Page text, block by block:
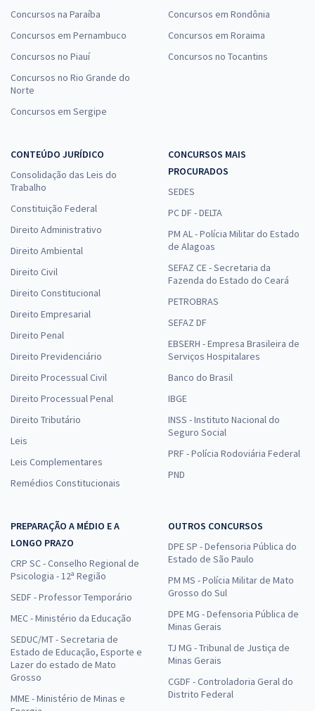
Concursos na Paraíba
Concursos em Pernambuco
Concursos no Piauí
Concursos no Rio Grande do
Norte
Concursos em Sergipe
Concursos em Rondônia
Concursos em Roraima
Concursos no Tocantins
CONTEÚDO JURÍDICO
Consolidação das Leis do
Trabalho
Constituição Federal
Direito Administrativo
Direito Ambiental
Direito Civil
Direito Constitucional
Direito Empresarial
Direito Penal
Direito Previdenciário
Direito Processual Civil
Direito Processual Penal
Direito Tributário
Leis
Leis Complementares
Remédios Constitucionais
CONCURSOS MAIS
PROCURADOS
SEDES
PC DF - DELTA
PM AL - Polícia Militar do Estado
de Alagoas
SEFAZ CE - Secretaria da
Fazenda do Estado do Ceará
PETROBRAS
SEFAZ DF
EBSERH - Empresa Brasileira de
Serviços Hospitalares
Banco do Brasil
IBGE
INSS - Instituto Nacional do
Seguro Social
PRF - Polícia Rodoviária Federal
PND
PREPARAÇÃO A MÉDIO E A
LONGO PRAZO
CRP SC - Conselho Regional de
Psicologia - 12ª Região
SEDF - Professor Temporário
MEC - Ministério da Educação
SEDUC/MT - Secretaria de
Estado de Educação, Esporte e
Lazer do estado de Mato
Grosso
MME - Ministério de Minas e
OUTROS CONCURSOS
DPE SP - Defensoria Pública do
Estado de São Paulo
PM MS - Polícia Militar de Mato
Grosso do Sul
DPE MG - Defensoria Pública de
Minas Gerais
TJ MG - Tribunal de Justiça de
Minas Gerais
CGDF - Controladoria Geral do
Distrito Federal